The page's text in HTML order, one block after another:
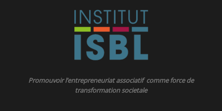
Promouvoir l’entrepreneuriat associatif comme force de
transformation societale